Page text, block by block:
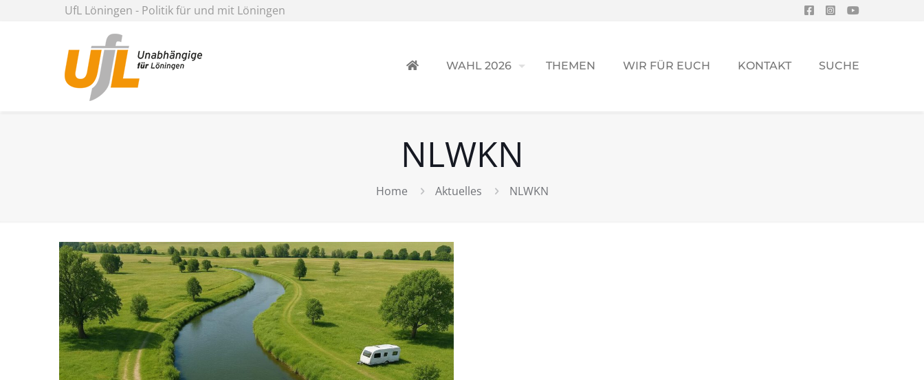
UfL Löningen - Politik für und mit Löningen
WAHL 2026 THEMEN WIR FÜR EUCH KONTAKT SUCHE
NLWKN
Home Aktuelles NLWKN